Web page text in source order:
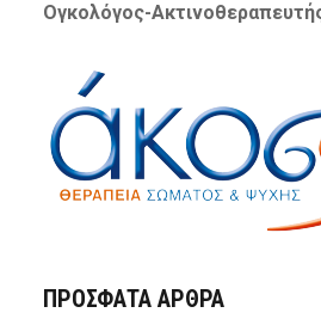
Ογκολόγος-
ΠΡΌΣΦΑΤΑ ΆΡΘΡΑ